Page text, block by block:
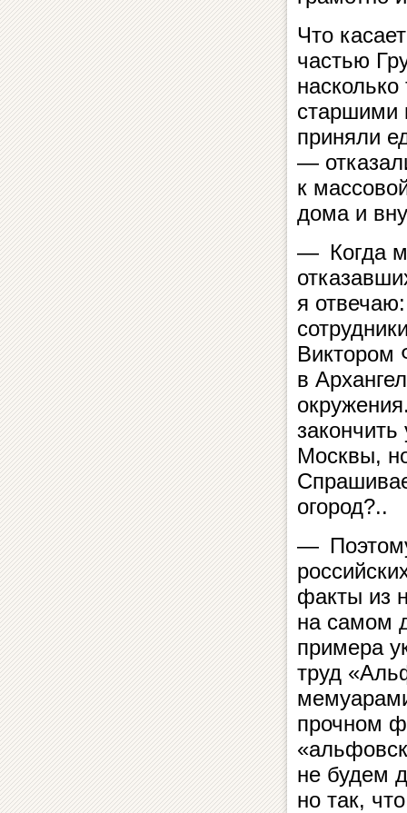
Что
частью
старшими
приняли
—
к
дома и
— Когда
я
Виктором
в
Москвы,
огород?..
—
факты из
на самом
примера
труд
прочном
не будем
но так,